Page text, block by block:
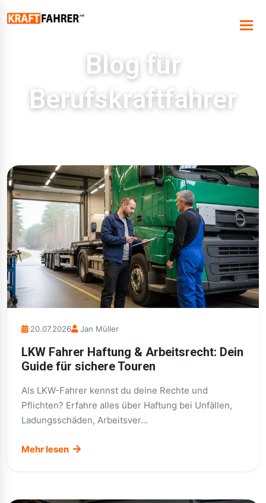
Blog für
Berufskraftfahrer
20.07.2026 Jan Müller
LKW Fahrer Haftung & Arbeitsrecht: Dein
Guide für sichere Touren
Als LKW-Fahrer kennst du deine Rechte und
Pflichten? Erfahre alles über Haftung bei Unfällen,
Ladungsschäden, Arbeitsver...
Mehr lesen